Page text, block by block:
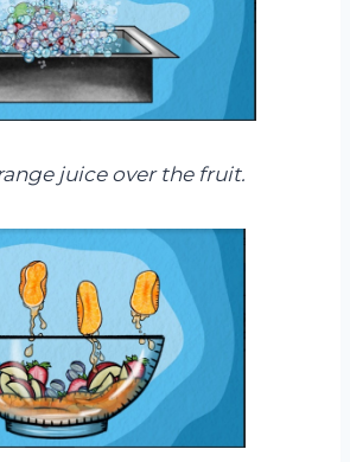
juice over the fruit.